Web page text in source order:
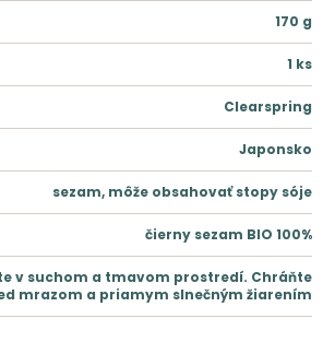
170 g
1 ks
Clearspring
Japonsko
sezam, môže obsahovať stopy sóje
čierny sezam BIO 100%
v suchom a tmavom prostredí. Chráňte
mrazom a priamym slnečným žiarením